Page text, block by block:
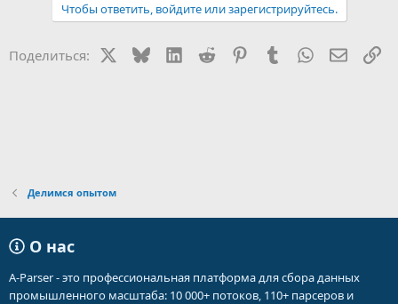
Чтобы ответить, войдите или зарегистрируйтесь.
Поделиться: BlueskyLinkedIn
Reddit PinterestTumblr WhatsApp
Делимся опытом
О нас
A-Parser - это профессиональная платформа для сбора данных
промышленного масштаба: 10 000+ потоков, 110+ парсеров и